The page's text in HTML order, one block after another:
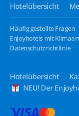
Hotelübersicht
Häufig gestellte Fragen
Enjoyhotels mit
Datenschutzrichtlinie
Hotelübersicht
NEU! Der